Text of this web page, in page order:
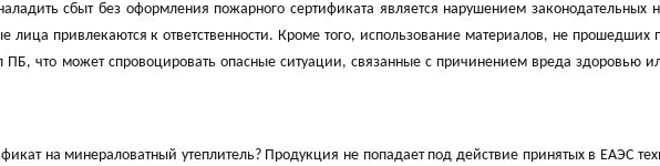
сбыт без оформления пожарного сертификата является нарушением законодательных
лица привлекаются к ответственности. Кроме того, использование материалов, не прошедших
что может спровоцировать опасные ситуации, связанные с причинением вреда здоровью
на минераловатный утеплитель? Продукция не попадает под действие принятых в ЕАЭС